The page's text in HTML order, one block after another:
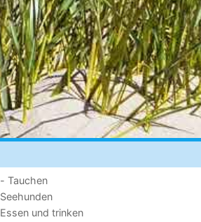
- Tauchen
Seehunden
Essen und trinken